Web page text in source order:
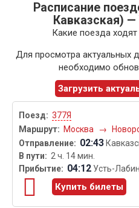
Расписание
Кавказская)
Какие поезда
Для просмотра актуальных
необходимо
Загрузить
377Я
Москва
→
02:43
2 ч. 14 мин.
04:12 Усть-
Купить билеты